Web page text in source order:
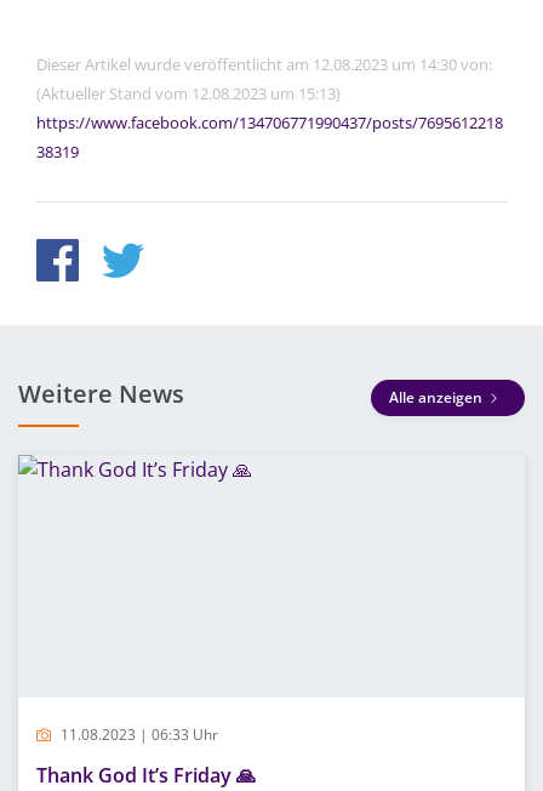
Dieser Artikel wurde veröffentlicht am 12.08.2023 um 14:30 von:
(Aktueller Stand vom 12.08.2023 um 15:13)
https://www.facebook.com/134706771990437/posts/7695612218
38319
Weitere News Alle anzeigen
11.08.2023 | 06:33 Uhr
Thank God It’s Friday 🙏